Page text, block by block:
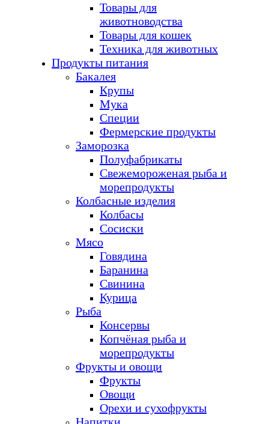
Товары для
животноводства
Товары для кошек
Техника для животных
Продукты питания
Бакалея
Крупы
Мука
Специи
Фермерские продукты
Заморозка
Полуфабрикаты
Свежемороженая рыба и
морепродукты
Колбасные изделия
Колбасы
Сосиски
Мясо
Говядина
Баранина
Свинина
Курица
Рыба
Консервы
Копчёная рыба и
морепродукты
Фрукты и овощи
Фрукты
Овощи
Орехи и сухофрукты